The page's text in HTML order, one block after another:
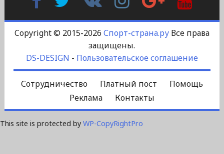
Контакте
Plus
Copyright © 2015-2026 Спорт-страна.руВсе права
защищены.
DS-DESIGN - Пользовательское соглашение
Сотрудничество Платный пост
Помощь
Реклама
Контакты
This site is protected by WP-CopyRightPro